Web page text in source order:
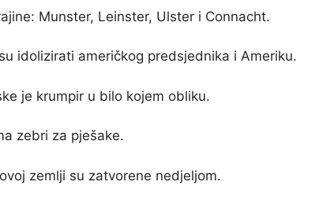
Munster, Leinster, Ulster i Connacht.
idolizirati američkog predsjednika i Ameriku.
je krumpir u bilo kojem obliku.
zebri za pješake.
zemlji su zatvorene nedjeljom.